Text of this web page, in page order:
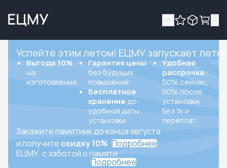
Успейте этим летом! ЕЦМУ запускает
Выгода 10%
на
изготовление.
Гарантия цены
без будущих
повышений.
Бесплатное
хранение до
удобной даты
установки.
Удобная
рассрочка:
50% сейчас,
50% после
установки.
Без % и
переплат.
Закажите памятник до конца августа
и получите скидку 10% Подробнее
ЕЦМУ, с заботой о памяти
Подробнее